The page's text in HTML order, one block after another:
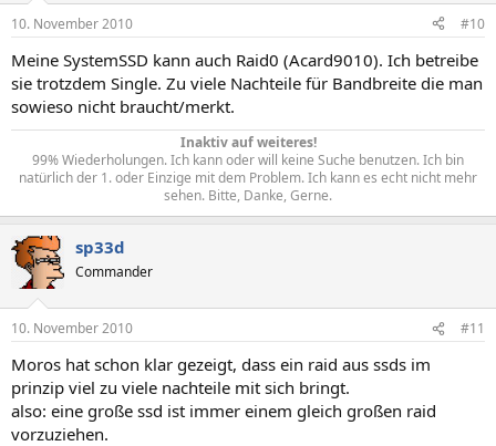
10. November 2010 #10
Meine SystemSSD kann auch Raid0 (Acard9010). Ich betreibe
sie trotzdem Single. Zu viele Nachteile für Bandbreite die man
sowieso nicht braucht/merkt.
Inaktiv auf weiteres!
99% Wiederholungen. Ich kann oder will keine Suche benutzen. Ich bin
natürlich der 1. oder Einzige mit dem Problem. Ich kann es echt nicht mehr
sehen. Bitte, Danke, Gerne.​
sp33d
Commander
10. November 2010 #11
Moros hat schon klar gezeigt, dass ein raid aus ssds im
prinzip viel zu viele nachteile mit sich bringt.
also: eine große ssd ist immer einem gleich großen raid
vorzuziehen.